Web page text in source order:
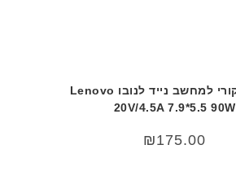
מטען מקורי למחשב נייד לנובו Lenovo
20V/4.5A 7.9*5.5 90W
₪175.00